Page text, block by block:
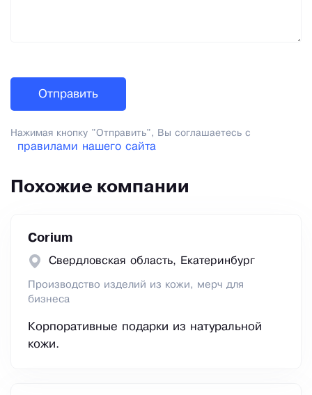
Нажимая кнопку "Отправить", Вы соглашаетесь с
правилами нашего сайта
Похожие компании
Corium
Свердловская область, Екатеринбург
Производство изделий из кожи, мерч для
бизнеса
Корпоративные подарки из натуральной
кожи.